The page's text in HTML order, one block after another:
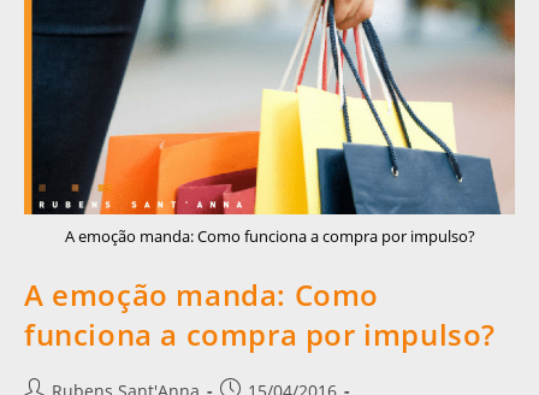
A emoção manda: Como funciona a compra por impulso?
A emoção manda: Como
funciona a compra por impulso?